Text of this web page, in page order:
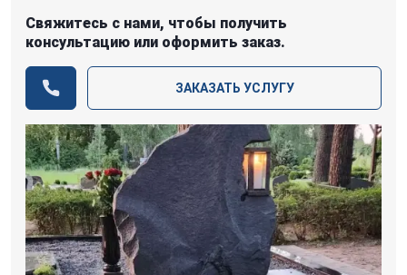
Свяжитесь с нами, чтобы получить
консультацию или оформить заказ.
ЗАКАЗАТЬ УСЛУГУ